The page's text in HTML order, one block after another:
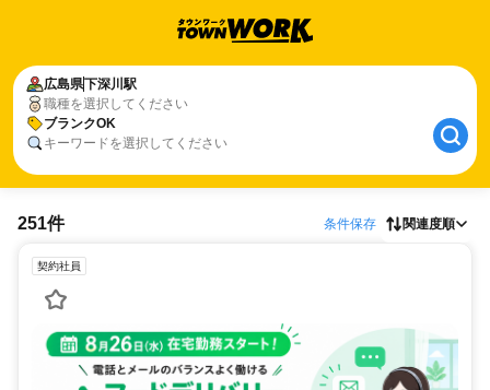
広島県下深川駅
職種を選択してください
ブランクOK
キーワードを選択してください
251件 条件保存 関連度順
契約社員